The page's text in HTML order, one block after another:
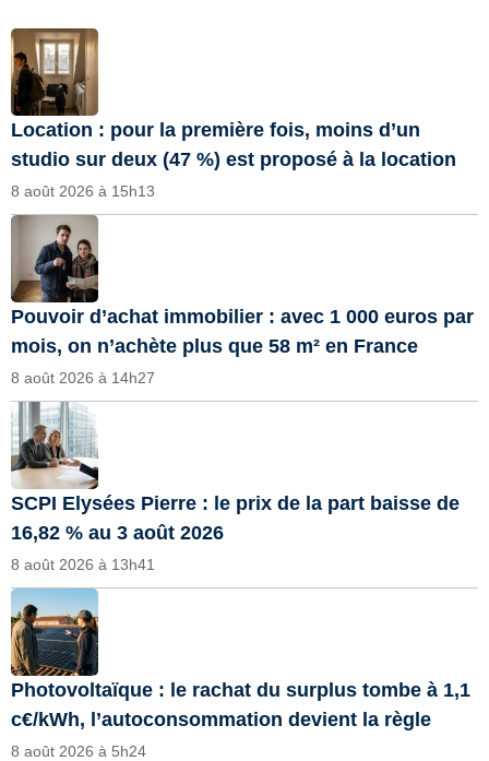
Location : pour la première fois, moins d’un
studio sur deux (47 %) est proposé à la location
8 août 2026 à 15h13
Pouvoir d’achat immobilier : avec 1 000 euros par
mois, on n’achète plus que 58 m² en France
8 août 2026 à 14h27
SCPI Elysées Pierre : le prix de la part baisse de
16,82 % au 3 août 2026
8 août 2026 à 13h41
Photovoltaïque : le rachat du surplus tombe à 1,1
c€/kWh, l’autoconsommation devient la règle
8 août 2026 à 5h24